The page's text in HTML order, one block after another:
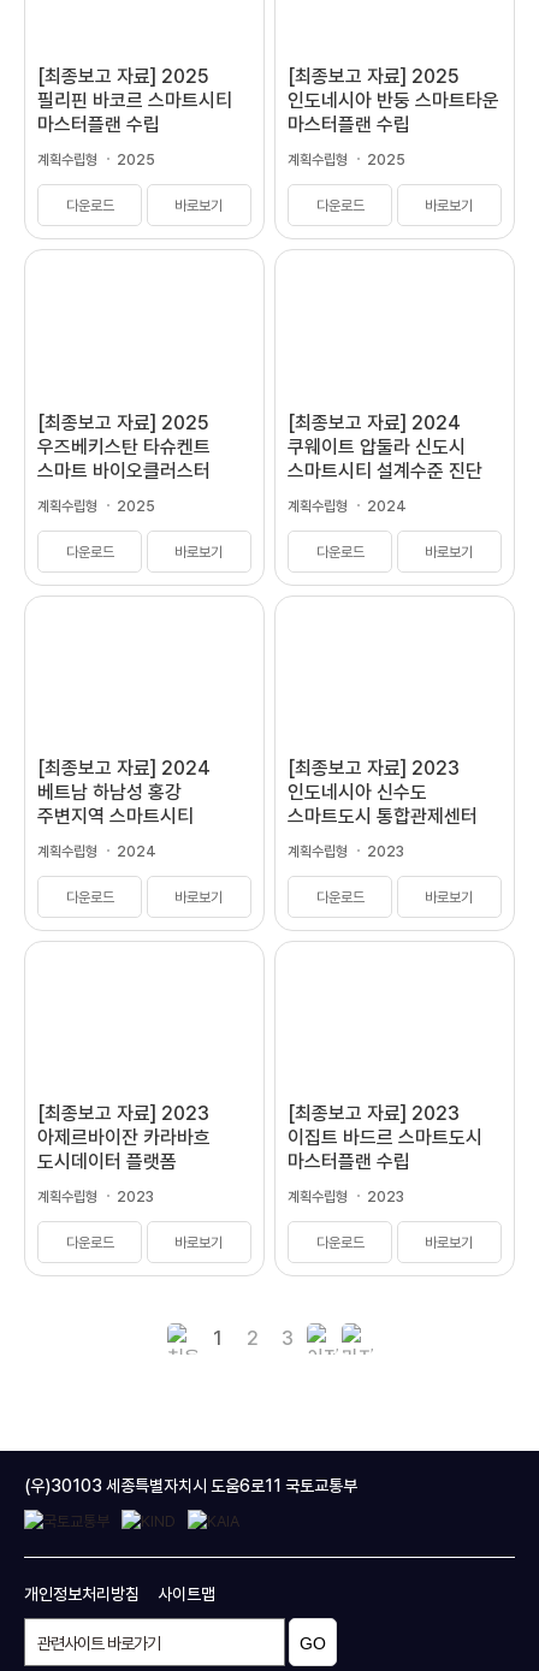
[최종보고 자료] 2025
필리핀 바코르 스마트시티
마스터플랜 수립
계획수립형 2025
다운로드 바로보기
[최종보고 자료] 2025
인도네시아 반둥 스마트타운
마스터플랜 수립
계획수립형 2025
다운로드 바로보기
[최종보고 자료] 2025
우즈베키스탄 타슈켄트
스마트 바이오클러스터
개발계획 수립
계획수립형 2025
다운로드 바로보기
[최종보고 자료] 2024
쿠웨이트 압둘라 신도시
스마트시티 설계수준 진단
및 개선방안
계획수립형 2024
다운로드 바로보기
[최종보고 자료] 2024
베트남 하남성 홍강
주변지역 스마트시티
개발계획 수립
계획수립형 2024
다운로드 바로보기
[최종보고 자료] 2023
인도네시아 신수도
스마트도시 통합관제센터
구축사업 예비타당성조사
계획수립형 2023
다운로드 바로보기
[최종보고 자료] 2023
아제르바이잔 카라바흐
도시데이터 플랫폼
마스터플랜 수립
계획수립형 2023
다운로드 바로보기
[최종보고 자료] 2023
이집트 바드르 스마트도시
마스터플랜 수립
계획수립형 2023
다운로드 바로보기
1 2 3
(우)30103 세종특별자치시 도움6로11 국토교통부
개인정보처리방침 사이트맵
GO